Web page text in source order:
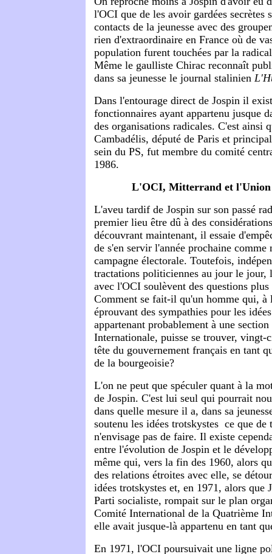
l'OCI que de les avoir gardées secrètes
contacts de la jeunesse avec des
rien d'extraordinaire en France où de
population furent touchées par la
Même le gaulliste Chirac reconnaît
dans sa jeunesse le journal stalinien
Dans l'entourage direct de Jospin il
fonctionnaires ayant appartenu jusque
des organisations radicales. C'est ainsi
Cambadélis, député de Paris et
sein du PS, fut membre du comité
1986.
L'OCI, Mitterrand et l'Union
L'aveu tardif de Jospin sur son passé
premier lieu être dû à des
découvrant maintenant, il essaie
de s'en servir l'année prochaine comme
campagne électorale. Toutefois,
tractations politiciennes au jour le jour,
avec l'OCI soulèvent des questions
Comment se fait-il qu'un homme qui, à
éprouvant des sympathies pour les
appartenant probablement à une
Internationale, puisse se trouver, vingt-
tête du gouvernement français en tant
de la bourgeoisie?
L'on ne peut que spéculer quant à la
de Jospin. C'est lui seul qui pourrait
dans quelle mesure il a, dans sa
soutenu les idées trotskystes ­ ce que
n'envisage pas de faire. Il existe
entre l'évolution de Jospin et le
même qui, vers la fin des 1960, alors
des relations étroites avec elle, se
idées trotskystes et, en 1971, alors que
Parti socialiste, rompait sur le plan
Comité International de la Quatrième
elle avait jusque-là appartenu en tant
En 1971, l'OCI poursuivait une ligne